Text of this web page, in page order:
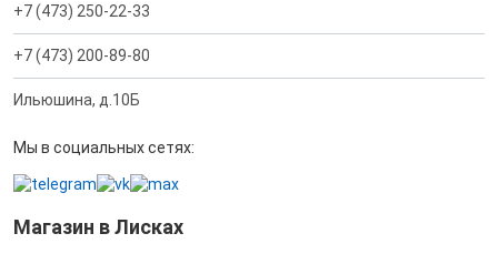
+7 (473) 250-22-33
+7 (473) 200-89-80
Ильюшина, д.10Б
Мы в социальных сетях:
Магазин в Лисках